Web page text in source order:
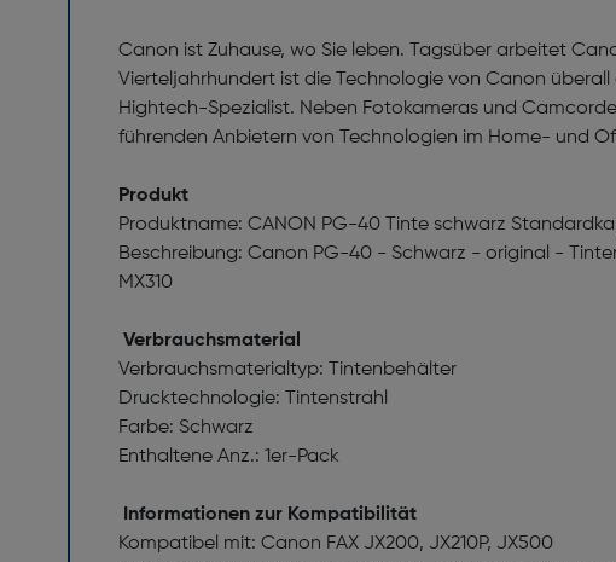
Canon ist Zuhause, wo Sie leben. Tagsüber arbeitet
Vierteljahrhundert ist die Technologie von Canon
Hightech-Spezialist. Neben Fotokameras und
führenden Anbietern von Technologien im Home- und
Produkt
Produktname: CANON PG-40 Tinte schwarz
Beschreibung: Canon PG-40 - Schwarz - original -
MX310
Verbrauchsmaterial
Verbrauchsmaterialtyp: Tintenbehälter
Drucktechnologie: Tintenstrahl
Farbe: Schwarz
Enthaltene Anz.: 1er-Pack
Informationen zur Kompatibilität
Kompatibel mit: Canon FAX JX200, JX210P, JX500